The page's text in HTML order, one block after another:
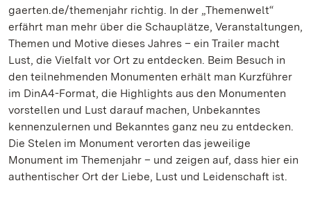
gaerten.de/themenjahr richtig. In der „Themenwelt“
erfährt man mehr über die Schauplätze, Veranstaltungen,
Themen und Motive dieses Jahres – ein Trailer macht
Lust, die Vielfalt vor Ort zu entdecken. Beim Besuch in
den teilnehmenden Monumenten erhält man Kurzführer
im DinA4-Format, die Highlights aus den Monumenten
vorstellen und Lust darauf machen, Unbekanntes
kennenzulernen und Bekanntes ganz neu zu entdecken.
Die Stelen im Monument verorten das jeweilige
Monument im Themenjahr – und zeigen auf, dass hier ein
authentischer Ort der Liebe, Lust und Leidenschaft ist.